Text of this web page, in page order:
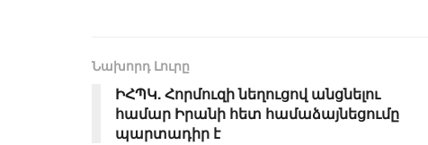
Նախորդ Լուրը
ԻՀՊԿ. Հորմուզի նեղուցով անցնելու
համար Իրանի հետ համաձայնեցումը
պարտադիր է